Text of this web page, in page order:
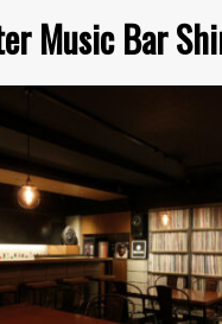
Music Bar